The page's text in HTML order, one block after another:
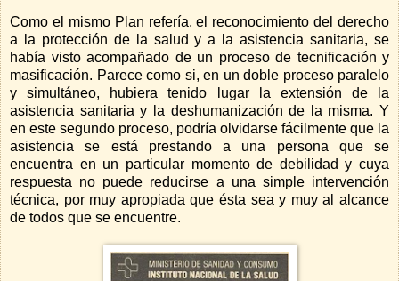
Como el mismo Plan refería, el reconocimiento del derecho
a la protección de la salud y a la asistencia sanitaria, se
había visto acompañado de un proceso de tecnificación y
masificación. Parece como si, en un doble proceso paralelo
y simultáneo, hubiera tenido lugar la extensión de la
asistencia sanitaria y la deshumanización de la misma. Y
en este segundo proceso, podría olvidarse fácilmente que la
asistencia se está prestando a una persona que se
encuentra en un particular momento de debilidad y cuya
respuesta no puede reducirse a una simple intervención
técnica, por muy apropiada que ésta sea y muy al alcance
de todos que se encuentre.